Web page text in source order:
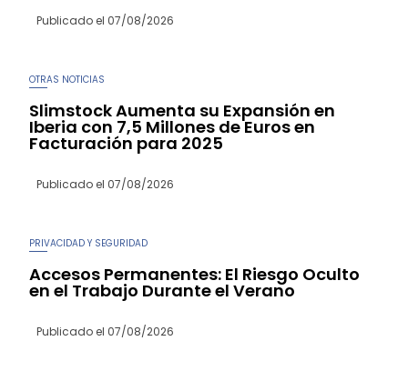
Publicado el 07/08/2026
OTRAS NOTICIAS
Slimstock Aumenta su Expansión en
Iberia con 7,5 Millones de Euros en
Facturación para 2025
Publicado el 07/08/2026
PRIVACIDAD Y SEGURIDAD
Accesos Permanentes: El Riesgo Oculto
en el Trabajo Durante el Verano
Publicado el 07/08/2026